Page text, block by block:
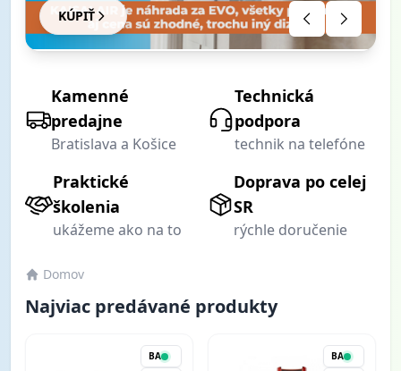
ZOBRAZIŤ VIAC
KÚPIŤ
ZOBRAZIŤ PONUKU
.BLOG
..
Info
Kamenné
predajne
Bratislava a Košice
Technická
podpora
technik na telefóne
Praktické
školenia
ukážeme ako na to
Doprava po celej
SR
rýchle doručenie
Domov
Najviac predávané produkty
BA
BA